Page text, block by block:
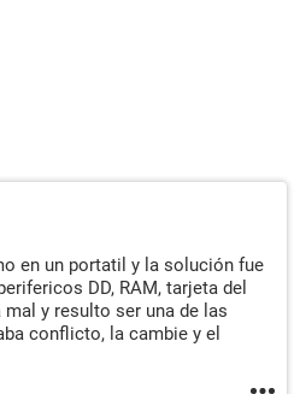
en un portatil y la solución fue
DD, RAM, tarjeta del
mal y resulto ser una de las
conflicto, la cambie y el